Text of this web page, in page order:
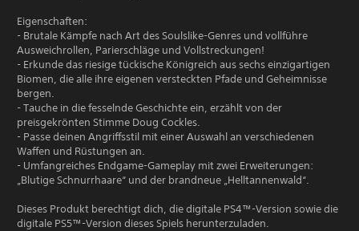
Eigenschaften:
- Brutale Kämpfe nach Art des Soulslike-Genres und vollführe
Ausweichrollen, Parierschläge und Vollstreckungen!
- Erkunde das riesige tückische Königreich aus sechs einzigartigen
Biomen, die alle ihre eigenen versteckten Pfade und Geheimnisse
bergen.
- Tauche in die fesselnde Geschichte ein, erzählt von der
preisgekrönten Stimme Doug Cockles.
- Passe deinen Angriffsstil mit einer Auswahl an verschiedenen
Waffen und Rüstungen an.
- Umfangreiches Endgame-Gameplay mit zwei Erweiterungen:
„Blutige Schnurrhaare“ und der brandneue „Helltannenwald“.
Dieses Produkt berechtigt dich, die digitale PS4™-Version sowie die
digitale PS5™-Version dieses Spiels herunterzuladen.